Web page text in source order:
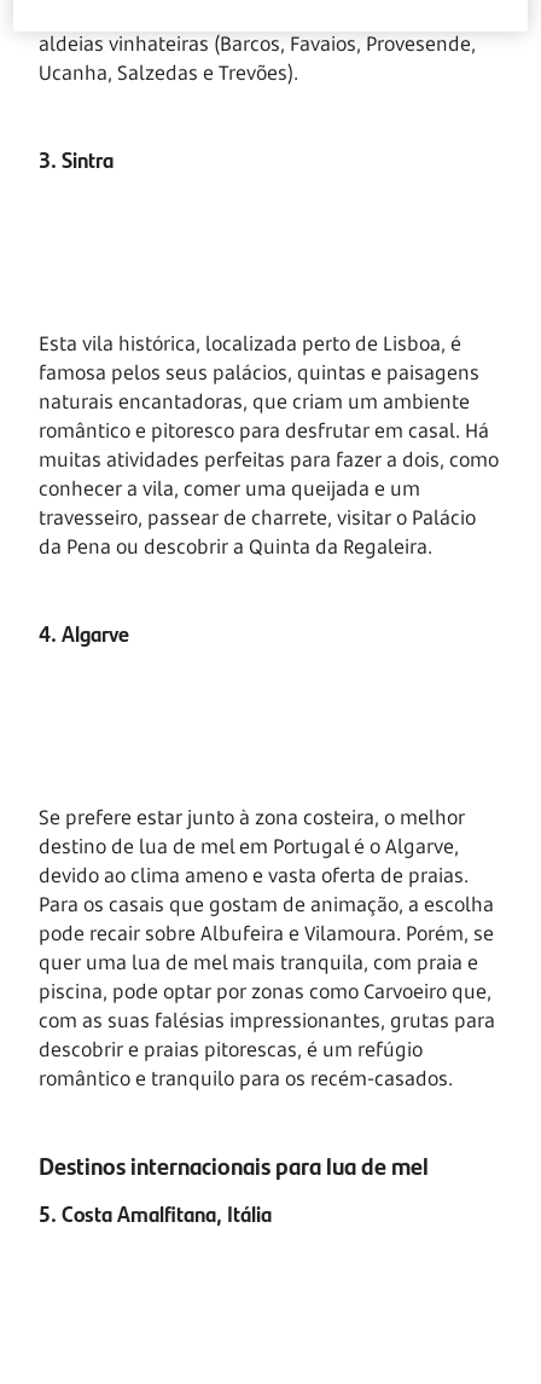
aldeias vinhateiras (Barcos, Favaios, Provesende,
Ucanha, Salzedas e Trevões).
3. Sintra
Esta vila histórica, localizada perto de Lisboa, é
famosa pelos seus palácios, quintas e paisagens
naturais encantadoras, que criam um ambiente
romântico e pitoresco para desfrutar em casal. Há
muitas atividades perfeitas para fazer a dois, como
conhecer a vila, comer uma queijada e um
travesseiro, passear de charrete, visitar o Palácio
da Pena ou descobrir a Quinta da Regaleira.
4. Algarve
Se prefere estar junto à zona costeira, o melhor
destino de lua de mel em Portugal é o Algarve,
devido ao clima ameno e vasta oferta de praias.
Para os casais que gostam de animação, a escolha
pode recair sobre Albufeira e Vilamoura. Porém, se
quer uma lua de mel mais tranquila, com praia e
piscina, pode optar por zonas como Carvoeiro que,
com as suas falésias impressionantes, grutas para
descobrir e praias pitorescas, é um refúgio
romântico e tranquilo para os recém-casados.
Destinos internacionais para lua de mel
5. Costa Amalfitana, Itália